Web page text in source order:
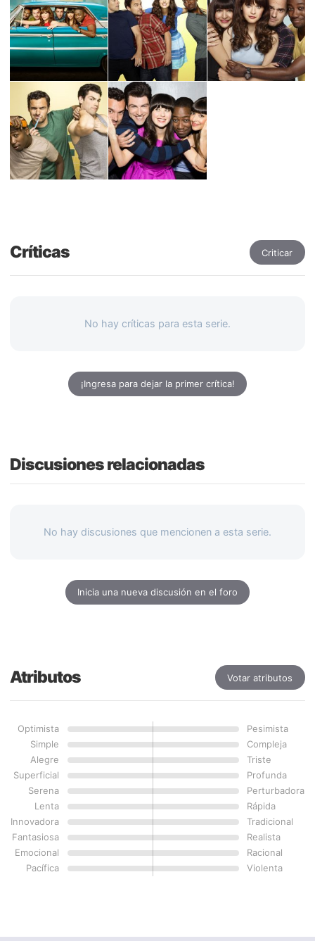
Críticas Criticar
No hay críticas para esta serie.
¡Ingresa para dejar la primer crítica!
Discusiones relacionadas
No hay discusiones que mencionen a esta serie.
Inicia una nueva discusión en el foro
Atributos Votar atributos
Optimista
Pesimista
Simple
Compleja
Alegre
Triste
Superficial
Profunda
Serena
Perturbadora
Lenta
Rápida
Innovadora
Tradicional
Fantasiosa
Realista
Emocional
Racional
Pacífica
Violenta